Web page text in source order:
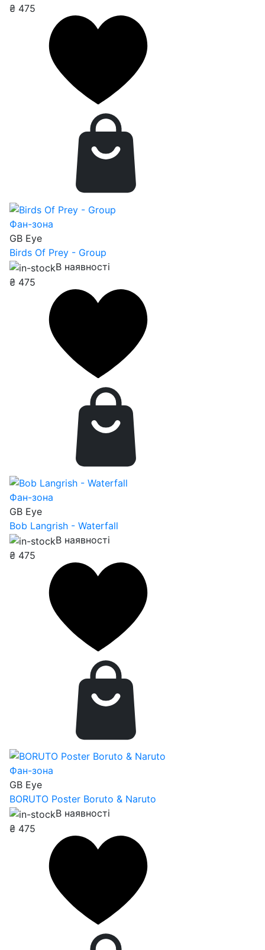
₴ 475
Фан-зона
GB Eye
Birds Of Prey - Group
В наявності
₴ 475
Фан-зона
GB Eye
Bob Langrish - Waterfall
В наявності
₴ 475
Фан-зона
GB Eye
BORUTO Poster Boruto & Naruto
В наявності
₴ 475